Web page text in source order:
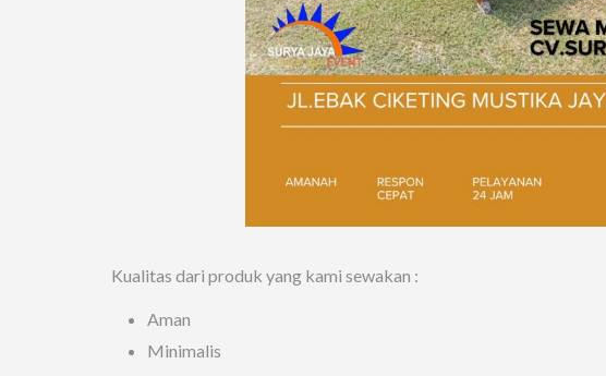
Kualitas dari produk yang kami sewakan :
Aman
Minimalis